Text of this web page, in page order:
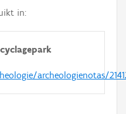
in:
archeologienotas/